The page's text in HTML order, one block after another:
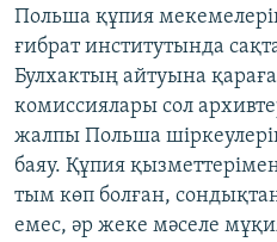
Польша құпия
ғибрат институтында
Булхактың айтуына
комиссиялары сол
жалпы Польша
баяу. Құпия
тым көп болған,
емес, әр жеке мәселе